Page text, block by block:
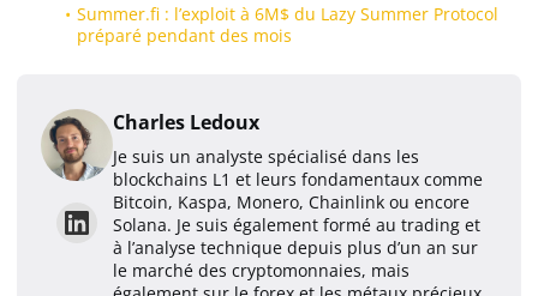
Summer.fi : l’exploit à 6M$ du Lazy Summer Protocol
préparé pendant des mois
Charles Ledoux
Je suis un analyste spécialisé dans les
blockchains L1 et leurs fondamentaux comme
Bitcoin, Kaspa, Monero, Chainlink ou encore
Solana. Je suis également formé au trading et
à l’analyse technique depuis plus d’un an sur
le marché des cryptomonnaies, mais